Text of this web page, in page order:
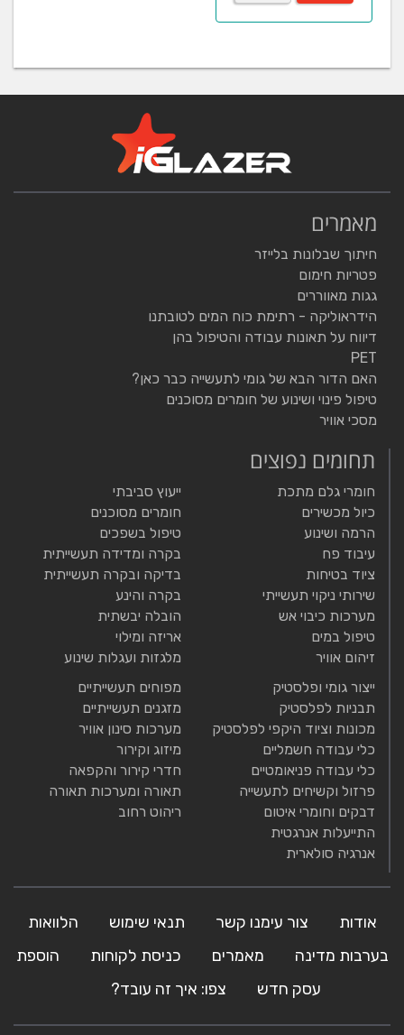
מאמרים
חיתוך שבלונות בלייזר
פטריות חימום
גגות מאווררים
הידראוליקה - רתימת כוח המים לטובתנו
דיווח על תאונות עבודה והטיפול בהן
PET
האם הדור הבא של גומי לתעשייה כבר כאן?
טיפול פינוי ושינוע של חומרים מסוכנים
מסכי אוויר
תחומים נפוצים
חומרי גלם מתכת
כיול מכשירים
הרמה ושינוע
עיבוד פח
ציוד בטיחות
שירותי ניקוי תעשייתי
מערכות כיבוי אש
טיפול במים
זיהום אוויר
ייעוץ סביבתי
חומרים מסוכנים
טיפול בשפכים
בקרה ומדידה תעשייתית
בדיקה ובקרה תעשייתית
בקרה והינע
הובלה יבשתית
אריזה ומילוי
מלגזות ועגלות שינוע
ייצור גומי ופלסטיק
תבניות לפלסטיק
מכונות וציוד היקפי לפלסטיק
כלי עבודה חשמליים
כלי עבודה פניאומטיים
פרזול וקשיחים לתעשייה
דבקים וחומרי איטום
התייעלות אנרגטית
אנרגיה סולארית
מפוחים תעשייתיים
מזגנים תעשייתיים
מערכות סינון אוויר
מיזוג וקירור
חדרי קירור והקפאה
תאורה ומערכות תאורה
ריהוט רחוב
אודות צור עימנו קשר תנאי שימוש
הלוואות
בערבות מדינה
מאמרים כניסת לקוחות
הוספת
עסק חדש
צפו: איך זה עובד?